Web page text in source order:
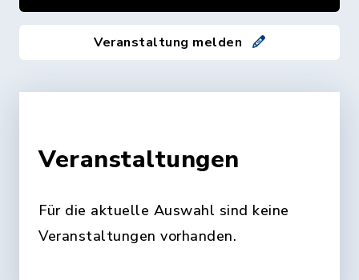
Veranstaltungen
Für die aktuelle Auswahl sind keine
Veranstaltungen vorhanden.
Veranstaltung melden